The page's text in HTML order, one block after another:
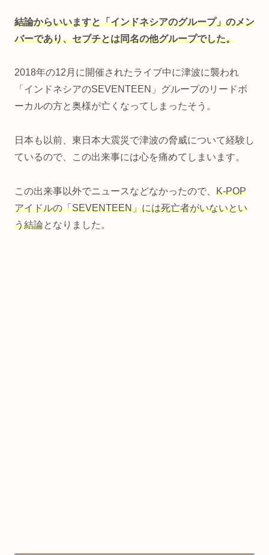
結論からいいますと「インドネシアのグループ」のメン
バーであり、セブチとは同名の他グループでした。
2018年の12月に開催されたライブ中に津波に襲われ
「インドネシアのSEVENTEEN」グループのリードボ
ーカルの方と奥様が亡くなってしまったそう。
日本も以前、東日本大震災で津波の脅威について経験し
ているので、この出来事には心を痛めてしまいます。
この出来事以外でニュースなどなかったので、 K-POP
アイドルの「SEVENTEEN」には死亡者がいないとい
う結論となりました。